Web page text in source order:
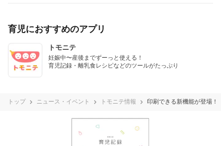
育児におすすめのアプリ
トモニテ
妊娠中〜産後までずーっと使える！
育児記録・離乳食レシピなどのツールがたっぷり
トップ ニュース・イベント トモニテ情報 印刷できる新機能が登場